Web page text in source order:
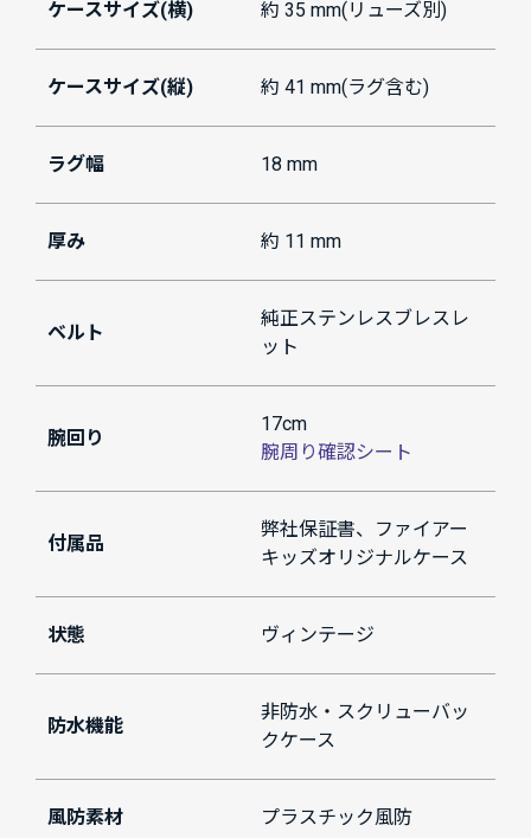
ケースサイズ(横) 約 35 mm(リューズ別)
ケースサイズ(縦) 約 41 mm(ラグ含む)
ラグ幅 18 mm
厚み 約 11 mm
ベルト
純正ステンレスブレスレ
ット
腕回り
17cm
腕周り確認シート
付属品
弊社保証書、ファイアー
キッズオリジナルケース
状態 ヴィンテージ
防水機能
非防水・スクリューバッ
クケース
風防素材 プラスチック風防